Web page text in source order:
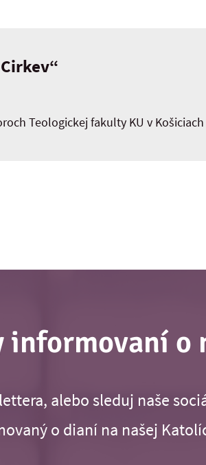
Teologickej fakulty KU v Košiciach
informovaní o
alebo sleduj naše
o dianí na našej